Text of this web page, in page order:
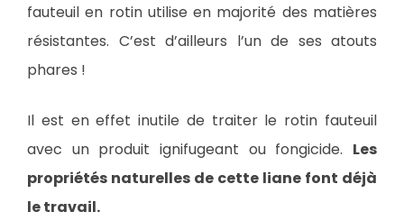
fauteuil en rotin utilise en majorité des matières
résistantes. C’est d’ailleurs l’un de ses atouts
phares !
Il est en effet inutile de traiter le rotin fauteuil
avec un produit ignifugeant ou fongicide. Les
propriétés naturelles de cette liane font déjà
le travail.